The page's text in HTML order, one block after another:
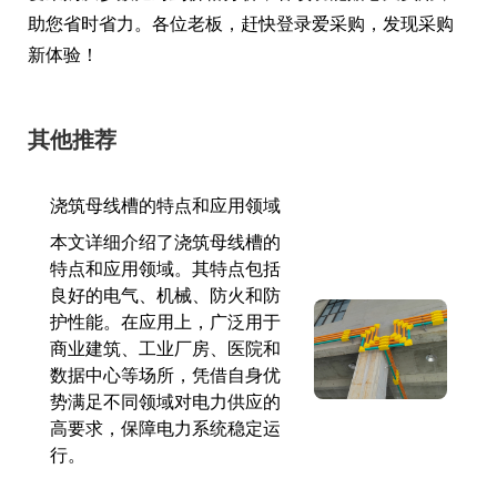
助您省时省力。各位老板，赶快登录爱采购，发现采购
新体验！
其他推荐
浇筑母线槽的特点和应用领域
本文详细介绍了浇筑母线槽的
特点和应用领域。其特点包括
良好的电气、机械、防火和防
护性能。在应用上，广泛用于
商业建筑、工业厂房、医院和
数据中心等场所，凭借自身优
势满足不同领域对电力供应的
高要求，保障电力系统稳定运
行。